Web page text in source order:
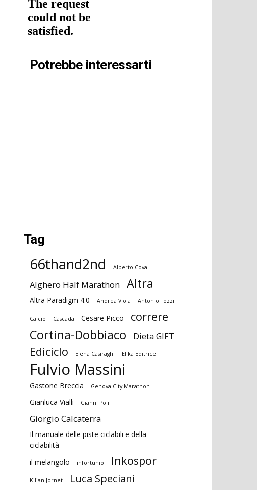
Potrebbe interessarti
Tag
66thand2nd Alberto Cova
Alghero Half Marathon Altra
Altra Paradigm 4.0 Andrea Viola Antonio Tozzi
Calcio Cascada Cesare Picco correre
Cortina-Dobbiaco Dieta GIFT
Ediciclo Elena Casiraghi Elika Editrice
Fulvio Massini
Gastone Breccia Genova City Marathon
Gianluca Vialli Gianni Poli
Giorgio Calcaterra
Il manuale delle piste ciclabili e della
ciclabilità
il melangolo
infortunio Inkospor
Kilian Jornet
Luca Speciani